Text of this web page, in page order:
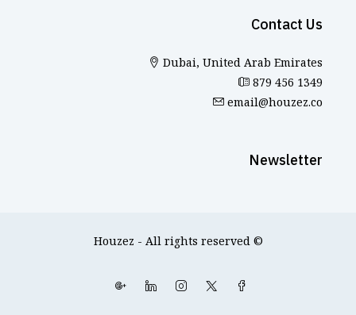
Contact Us
Dubai, United Arab Emirates
879 456 1349
email@houzez.co
Newsletter
© Houzez - All rights reserved